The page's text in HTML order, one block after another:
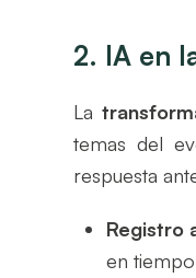
2. IA en
La
temas del
respuesta
Registro
en